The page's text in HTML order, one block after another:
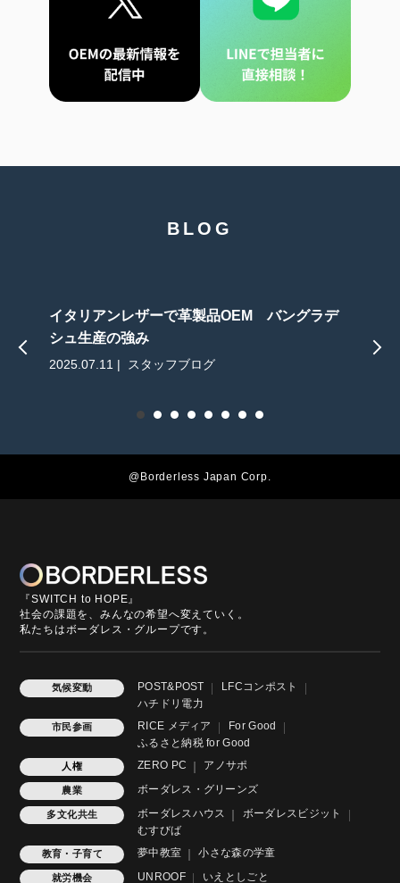
BLOG
イタリアンレザーで革製品OEM バングラデ
シュ生産の強み
2025.07.11 | スタッフブログ
@Borderless Japan Corp.
『SWITCH to HOPE』
社会の課題を、みんなの希望へ変えていく。
私たちはボーダレス・グループです。
気候変動 POST&POST
LFCコンポスト
ハチドリ電力
市民参画 RICE メディア
For Good
ふるさと納税 for Good
人権 ZERO PC アノサポ
農業 ボーダレス・グリーンズ
多文化共生 ボーダレスハウス
ボーダレスビジット
むすびば
教育・子育て 夢中教室 小さな森の学童
就労機会 UNROOF いえとしごと